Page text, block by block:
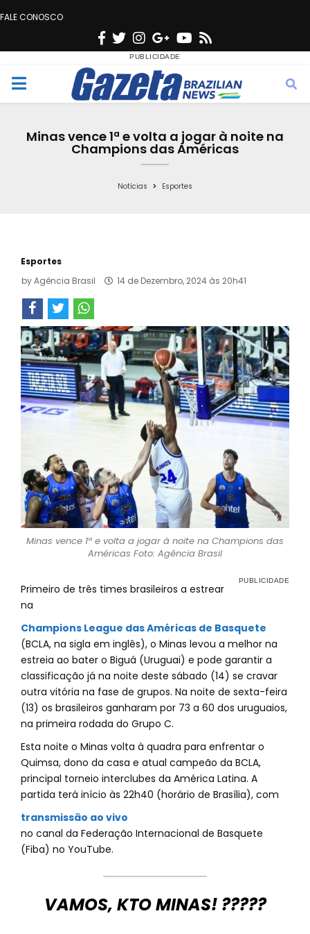
FALE CONOSCO
F
c
e
o
o
T
w
i
t
e
n
s
t
g
r
a
G
o
o
g
e
Y
u
t
b
s
M
Minas vence 1ª e volta a jogar à noite na
Champions das Américas
Notícias Esportes
Esportes
byAgência Brasil 14 de Dezembro, 2024 às 20h41
Minas vence 1ª e volta a jogar à noite na Champions das
Américas Foto: Agência Brasil
Primeiro de três times brasileiros a estrear
na
Champions League das Américas de Basquete
(BCLA, na sigla em inglês), o Minas levou a melhor na
estreia ao bater o Biguá (Uruguai) e pode garantir a
classificação já na noite deste sábado (14) se cravar
outra vitória na fase de grupos. Na noite de sexta-feira
(13) os brasileiros ganharam por 73 a 60 dos uruguaios,
na primeira rodada do Grupo C.
Esta noite o Minas volta à quadra para enfrentar o
Quimsa, dono da casa e atual campeão da BCLA,
principal torneio interclubes da América Latina. A
partida terá início às 22h40 (horário de Brasília), com
transmissão ao vivo
no canal da Federação Internacional de Basquete
(Fiba) no YouTube.
VAMOS, KTO MINAS! ?????